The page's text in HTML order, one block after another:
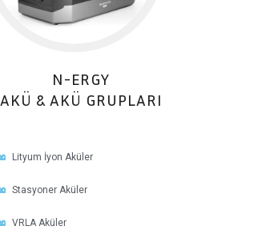
N-ERGY
AKÜ & AKÜ GRUPLARI
Lityum İyon Aküler
Stasyoner Aküler
VRLA Aküler